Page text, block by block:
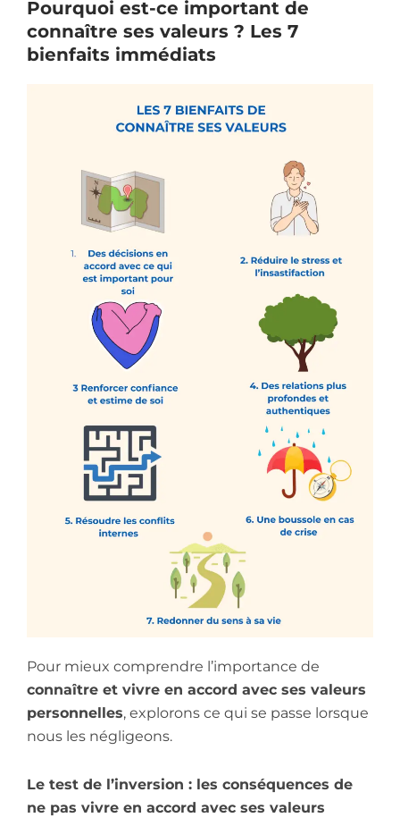
Pourquoi est-ce important de
connaître ses valeurs ? Les 7
bienfaits immédiats
Pour mieux comprendre l’importance de
connaître et vivre en accord avec ses valeurs
personnelles, explorons ce qui se passe lorsque
nous les négligeons.
Le test de l’inversion : les conséquences de
ne pas vivre en accord avec ses valeurs